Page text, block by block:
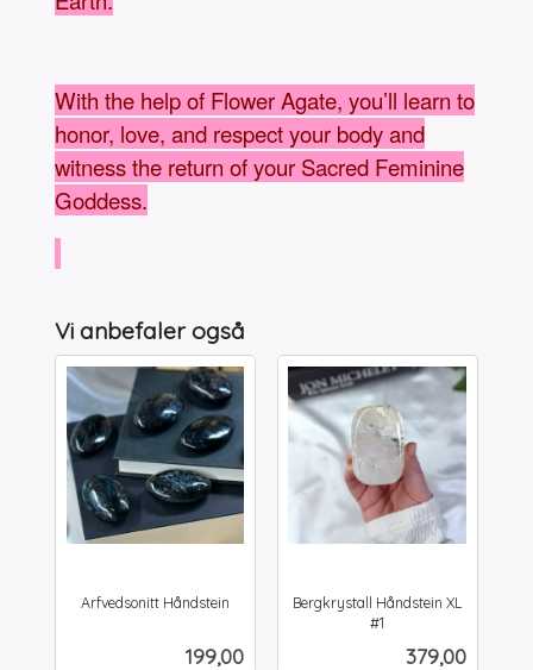
With the help of Flower Agate, you’ll learn to
honor, love, and respect your body and
witness the return of your Sacred Feminine
Goddess.
Vi anbefaler også
Arfvedsonitt Håndstein
Pris
199,00
Bergkrystall Håndstein XL
#1
Pris
379,00